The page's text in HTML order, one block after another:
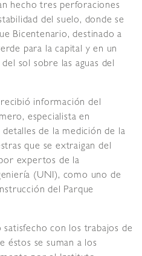
hecho tres perforaciones
del suelo, donde se
Bicentenario, destinado a
para la capital y en un
sol sobre las aguas del
información del
especialista en
de la medición de la
que se extraigan del
expertos de la
(UNI), como uno de
del Parque
con los trabajos de
éstos se suman a los